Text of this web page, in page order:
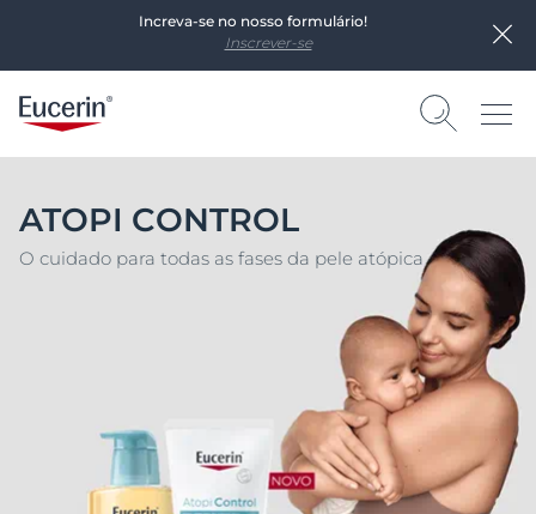
Increva-se no nosso formulário!
Inscrever-se
ATOPI CONTROL
O cuidado para todas as fases da pele atópica